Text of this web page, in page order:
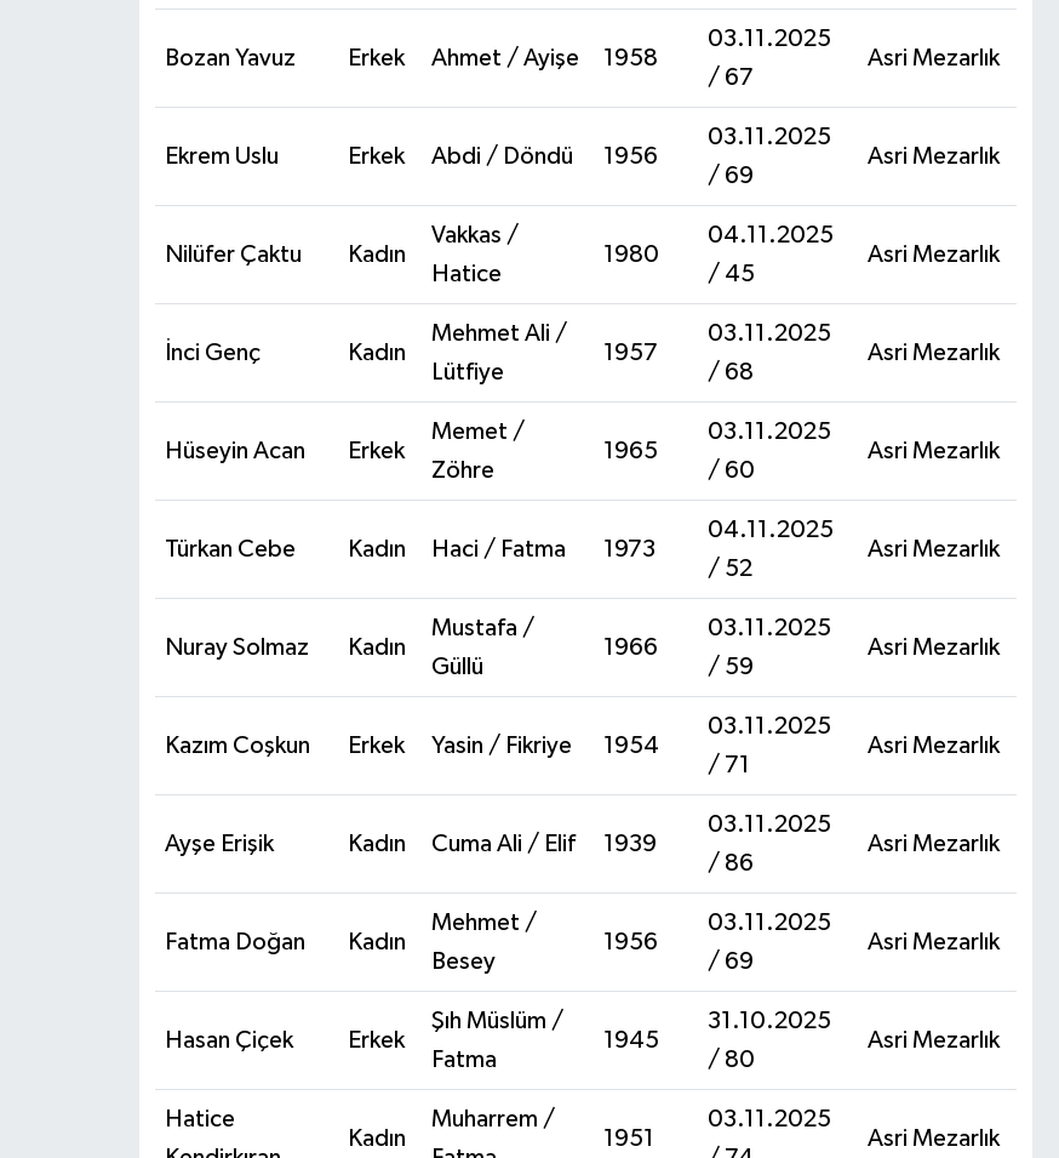
Bozan Yavuz Erkek Ahmet / Ayişe 1958
03.11.2025
/ 67
Asri Mezarlık
Ekrem Uslu Erkek Abdi / Döndü 1956
03.11.2025
/ 69
Asri Mezarlık
Nilüfer Çaktu Kadın
Vakkas /
Hatice
1980
04.11.2025
/ 45
Asri Mezarlık
İnci Genç Kadın
Mehmet Ali /
Lütfiye
1957
03.11.2025
/ 68
Asri Mezarlık
Hüseyin Acan Erkek
Memet /
Zöhre
1965
03.11.2025
/ 60
Asri Mezarlık
Türkan Cebe Kadın Haci / Fatma 1973
04.11.2025
/ 52
Asri Mezarlık
Nuray Solmaz Kadın
Mustafa /
Güllü
1966
03.11.2025
/ 59
Asri Mezarlık
Kazım Coşkun Erkek Yasin / Fikriye 1954
03.11.2025
/ 71
Asri Mezarlık
Ayşe Erişik Kadın Cuma Ali / Elif 1939
03.11.2025
/ 86
Asri Mezarlık
Fatma Doğan Kadın
Mehmet /
Besey
1956
03.11.2025
/ 69
Asri Mezarlık
Hasan Çiçek Erkek
Şıh Müslüm /
Fatma
1945
31.10.2025
/ 80
Asri Mezarlık
Hatice
Kadın
Muharrem /
1951
03.11.2025
Asri Mezarlık